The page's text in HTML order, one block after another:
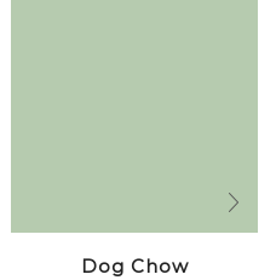
Dog Chow